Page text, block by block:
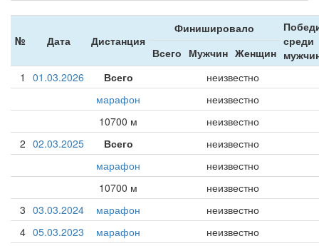
№ Дата Дистанция
Финишировало
среди
Всего Мужчин Женщин
1
01.03.2026 Всего
неизвестно
марафон
неизвестно
10700 м
неизвестно
2 02.03.2025 Всего
неизвестно
марафон
неизвестно
10700 м
неизвестно
3 03.03.2024 марафон
неизвестно
4 05.03.2023 марафон
неизвестно